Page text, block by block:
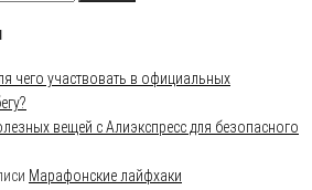
чего участвовать в официальных
вещей с Алиэкспресс для безопасного
Марафонские лайфхаки